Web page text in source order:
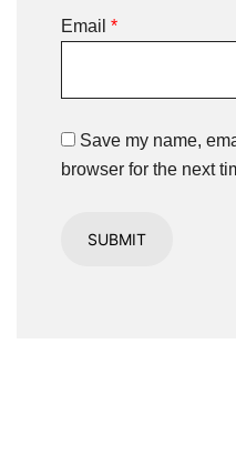
Email *
Save my name,
browser for the next